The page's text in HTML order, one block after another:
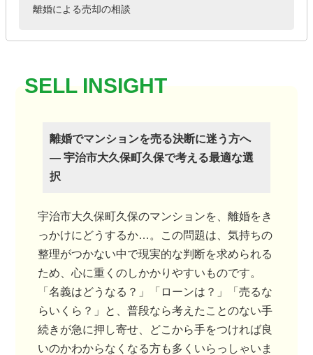
離婚による売却の相談
離婚でマンションを売る決断に迷う方へ
― 宇治市大久保町久保で考える最適な選
択
宇治市大久保町久保のマンションを、離婚をき
っかけにどうするか…。この問題は、気持ちの
整理がつかない中で現実的な判断を求められる
ため、心に重くのしかかりやすいものです。
「名義はどうなる？」「ローンは？」「売るな
らいくら？」と、普段なら考えたことのない手
続きが急に押し寄せ、どこから手をつければ良
いのかわからなくなる方も多くいらっしゃいま